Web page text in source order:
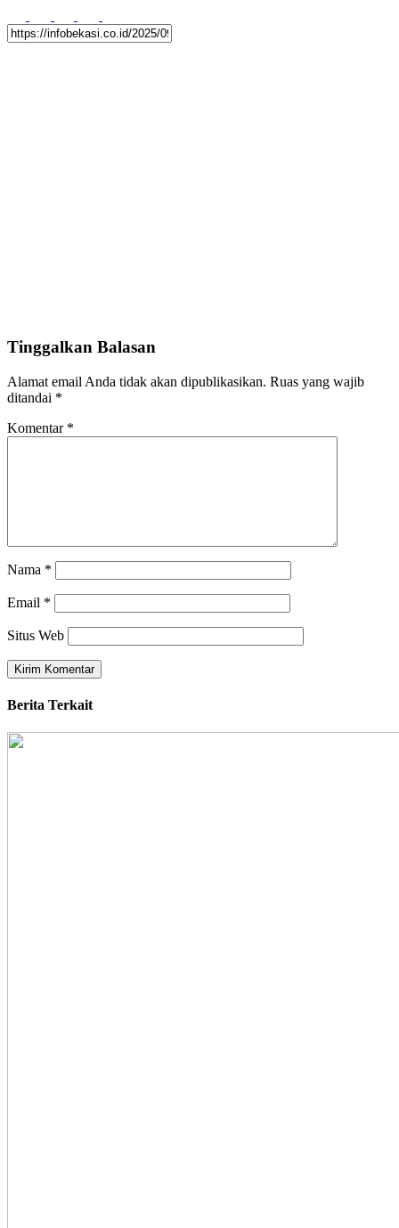
Tinggalkan Balasan
Alamat email Anda tidak akan dipublikasikan. Ruas yang wajib
ditandai *
Komentar *
Nama *
Email *
Situs Web
Berita Terkait